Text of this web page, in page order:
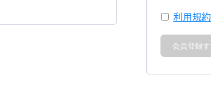
利用規約
会員登録す